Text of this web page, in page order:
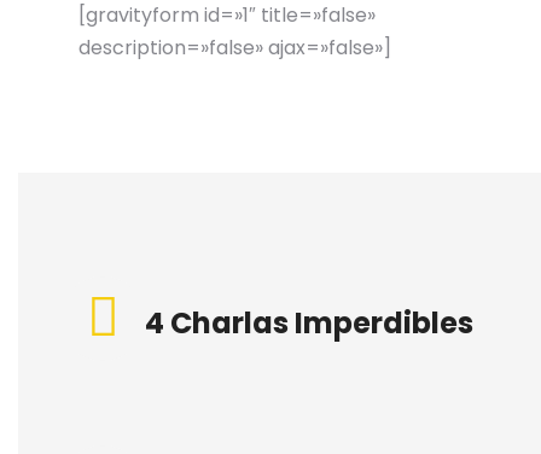
[gravityform id=»1″ title=»false»
description=»false» ajax=»false»]
4 Charlas Imperdibles